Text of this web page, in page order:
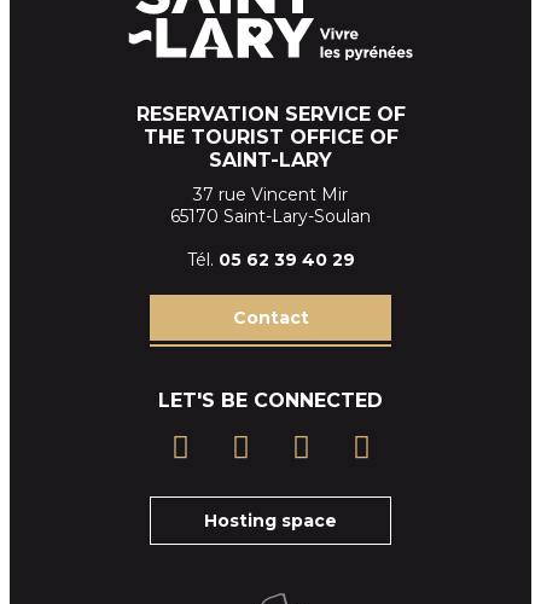
RESERVATION SERVICE OF
THE TOURIST OFFICE OF
SAINT-LARY
37 rue Vincent Mir
65170 Saint-Lary-Soulan
Tél. 05 62 39 40 29
Contact
LET'S BE CONNECTED
Hosting space